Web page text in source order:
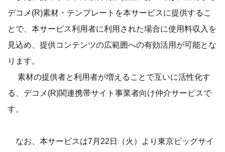
デコメ(R)素材・テンプレートを本サービスに提供するこ
とで、本サービス利用者に利用された場合に使用料収入を
見込め、提供コンテンツの広範囲への有効活用が可能とな
ります。
素材の提供者と利用者が増えることで互いに活性化す
る、デコメ(R)関連携帯サイト事業者向け仲介サービスで
す。
なお、本サービスは7月22日（火）より東京ビッグサイ